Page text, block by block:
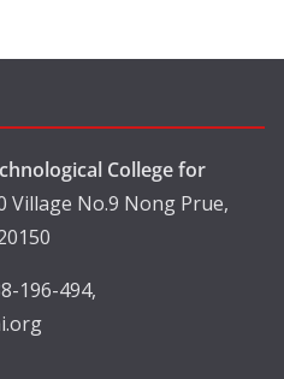
College for
Village No.9 Nong Prue,
196-494,